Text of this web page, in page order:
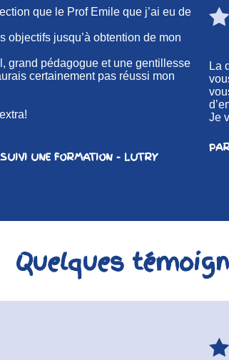
que le Prof Emile que j’ai eu de
objectifs jusqu’à obtention de mon
grand pédagogue et une gentillesse
certainement pas réussi mon
UNE FORMATION - LUTRY
La
Je
Quelques